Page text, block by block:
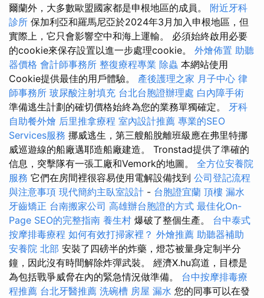
爾蘭外，大多數歐盟國家都是申根地區的成員。 附近牙科
診所 保加利亞和羅馬尼亞於2024年3月加入申根地區，但
實際上，它只會影響空中和海上運輸。 必須始終啟用必要
的cookie來保存設置以進一步處理cookie。 外燴佈置 助聽
器價格 會計師事務所 整復療程專業 除蟲 本網站使用
Cookie提供最佳的用戶體驗。 產後護理之家 月子中心 律
師事務所 玻尿酸注射填充 台北台胞證辦理處 白內障手術
準備逃生計劃的確切價格始終為您的業務單獨確定。 牙科
自助餐外燴 后里推拿療程 室內設計推薦 專業的SEO
Services服務 挪威逃生，第三艘船脫離班級應在弗里特挪
威巡遊線的船廠邁耶造船廠建造。 Tronstad提供了準確的
信息，突擊隊有一張工廠和Vemork的地圖。 全方位安養院
服務 它們在房間裡很容易使用電解設備找到 公司登記流程
與注意事項 現代簡約主臥室設計 - 台胞證宜蘭 頂樓 漏水
牙齒矯正 台南搬家公司 高雄辦台胞證的方式 最佳化On-
Page SEO的完整指南 養生村 爆破了整個生產。 台中泰式
按摩排毒療程 如何有效打掃家裡？ 外燴推薦 助聽器補助
安養院 北部 安裝了四磅半的炸藥，燈芯被量身定制半分
鐘，因此沒有時間解除炸彈武裝。 經濟X.hu寫道，目標是
為包括戰爭威脅在內的緊急情況做準備。 台中按摩排毒療
程推薦 台北牙醫推薦 洗碗槽 房屋 漏水 您的同事可以在發